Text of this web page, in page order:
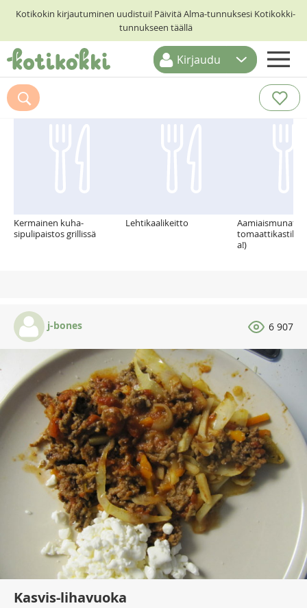
Kotikokin kirjautuminen uudistui! Päivitä Alma-tunnuksesi Kotikokki-
tunnukseen täällä
ETUSIVU
RESEPTIHAKU
Kirjaudu
Suosittelemme myös
Kermainen kuha-
sipulipaistos grillissä
Lehtikaalikeitto
Aamiaismunat
a!)
j-bones 6 907
Kasvis-lihavuoka